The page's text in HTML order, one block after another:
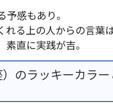
感もあり。
る上の人からの言葉
直に実践が吉。
のラッキーカラ